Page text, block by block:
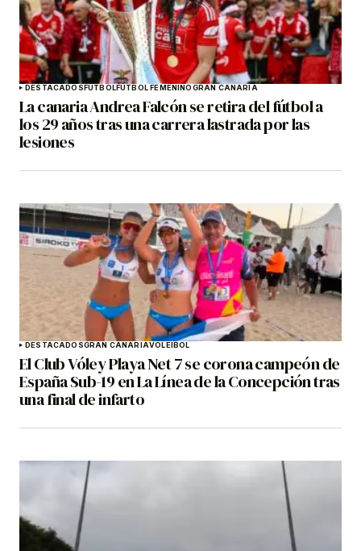
DESTACADOSFÚTBOLFÚTBOL FEMENINOGRAN CANARIA
La canaria Andrea Falcón se retira del fútbol a
los 29 años tras una carrera lastrada por las
lesiones
DESTACADOSGRAN CANARIAVOLEIBOL
El Club Vóley Playa Net 7 se corona campeón de
España Sub-19 en La Línea de la Concepción tras
una final de infarto